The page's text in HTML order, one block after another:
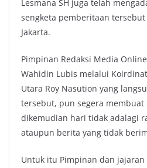
Lesmana SH juga telah
sengketa pemberitaan
Jakarta.
Pimpinan Redaksi Media
Wahidin Lubis melalui
Utara Roy Nasution yang
tersebut, pun segera membuat
dikemudian hari tidak adalagi
ataupun berita yang tidak
Untuk itu Pimpinan dan